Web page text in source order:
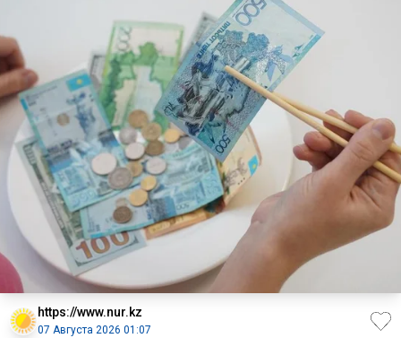
https://www.nur.kz
07 Августа 2026 01:07